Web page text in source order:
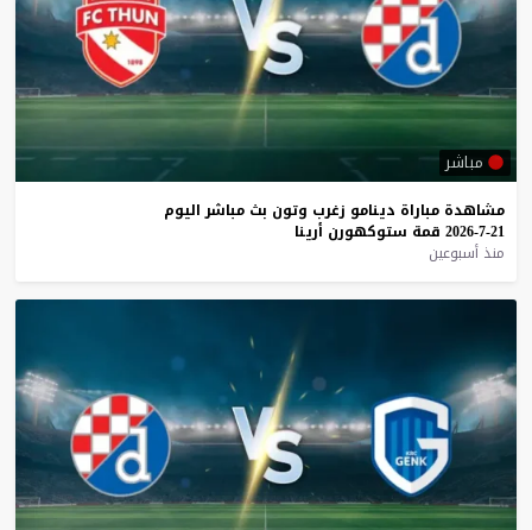
مباشر
مشاهدة مباراة دينامو زغرب وتون بث مباشر اليوم
21-7-2026
قمة ستوكهورن أرينا
منذ أسبوعين